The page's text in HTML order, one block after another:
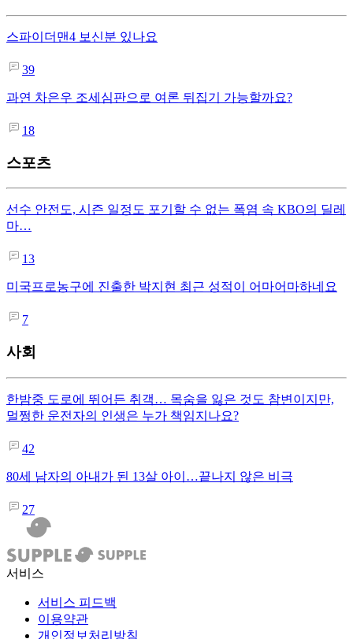
스파이더맨4 보신분 있나요
39
과연 차은우 조세심판으로 여론 뒤집기 가능할까요?
18
스포츠
선수 안전도, 시즌 일정도 포기할 수 없는 폭염 속 KBO의 딜레
마…
13
미국프로농구에 진출한 박지현 최근 성적이 어마어마하네요
7
사회
한밤중 도로에 뛰어든 취객… 목숨을 잃은 것도 참변이지만,
멀쩡한 운전자의 인생은 누가 책임지나요?
42
80세 남자의 아내가 된 13살 아이…끝나지 않은 비극
27
서비스
서비스 피드백
이용약관
개인정보처리방침